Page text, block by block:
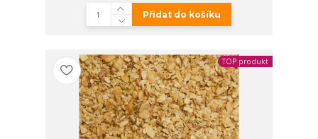
Přidat do košíku
TOP produkt